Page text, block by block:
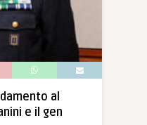
al
e il gen